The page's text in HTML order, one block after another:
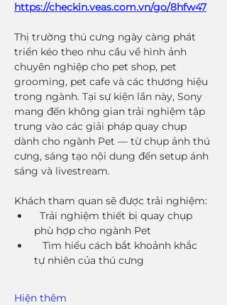
https://checkin.veas.com.vn/go/8hfw47
Thị trường thú cưng ngày càng phát
triển kéo theo nhu cầu về hình ảnh
chuyên nghiệp cho pet shop, pet
grooming, pet cafe và các thương hiệu
trong ngành. Tại sự kiện lần này, Sony
mang đến không gian trải nghiệm tập
trung vào các giải pháp quay chụp
dành cho ngành Pet — từ chụp ảnh thú
cưng, sáng tạo nội dung đến setup ánh
sáng và livestream.
Khách tham quan sẽ được trải nghiệm:
Trải nghiệm thiết bị quay chụp
phù hợp cho ngành Pet
Tìm hiểu cách bắt khoảnh khắc
tự nhiên của thú cưng
Hiện thêm